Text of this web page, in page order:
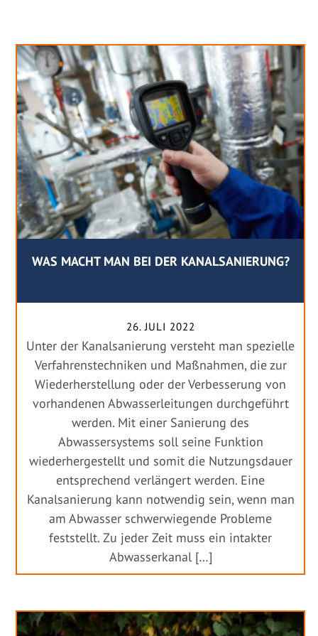
WAS MACHT MAN BEI DER KANALSANIERUNG?
26. JULI 2022
Unter der Kanalsanierung versteht man spezielle
Verfahrenstechniken und Maßnahmen, die zur
Wiederherstellung oder der Verbesserung von
vorhandenen Abwasserleitungen durchgeführt
werden. Mit einer Sanierung des
Abwassersystems soll seine Funktion
wiederhergestellt und somit die Nutzungsdauer
entsprechend verlängert werden. Eine
Kanalsanierung kann notwendig sein, wenn man
am Abwasser schwerwiegende Probleme
feststellt. Zu jeder Zeit muss ein intakter
Abwasserkanal […]